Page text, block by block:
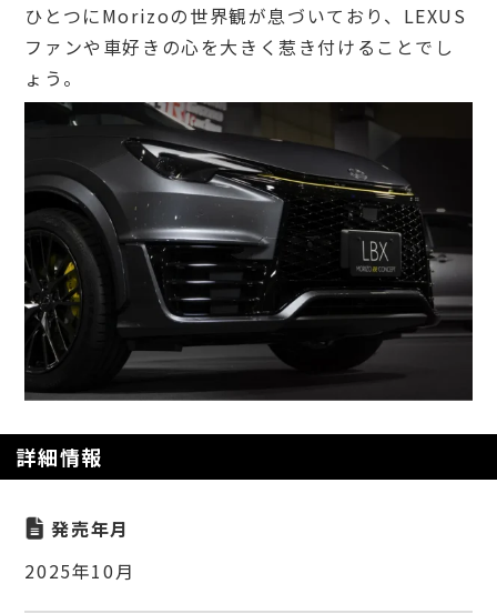
ひとつにMorizoの世界観が息づいており、LEXUS
ファンや車好きの心を大きく惹き付けることでし
ょう。
詳細情報
発売年月
2025年10月